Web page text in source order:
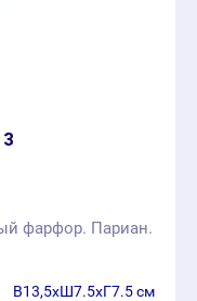
фарфор. Париан.
В13,5хШ7.5хГ7.5 см